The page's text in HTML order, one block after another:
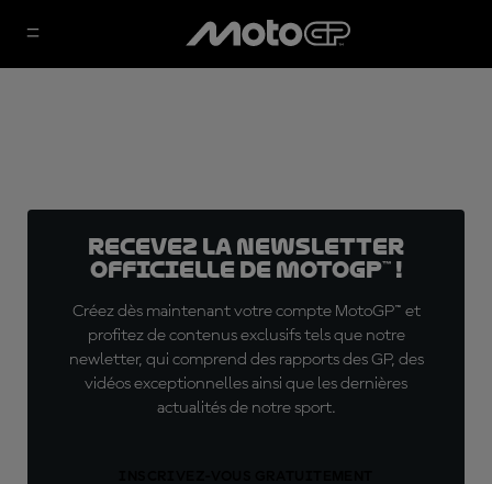
Recevez la Newsletter
officielle de MotoGP™ !
Créez dès maintenant votre compte MotoGP™ et
profitez de contenus exclusifs tels que notre
newletter, qui comprend des rapports des GP, des
vidéos exceptionnelles ainsi que les dernières
actualités de notre sport.